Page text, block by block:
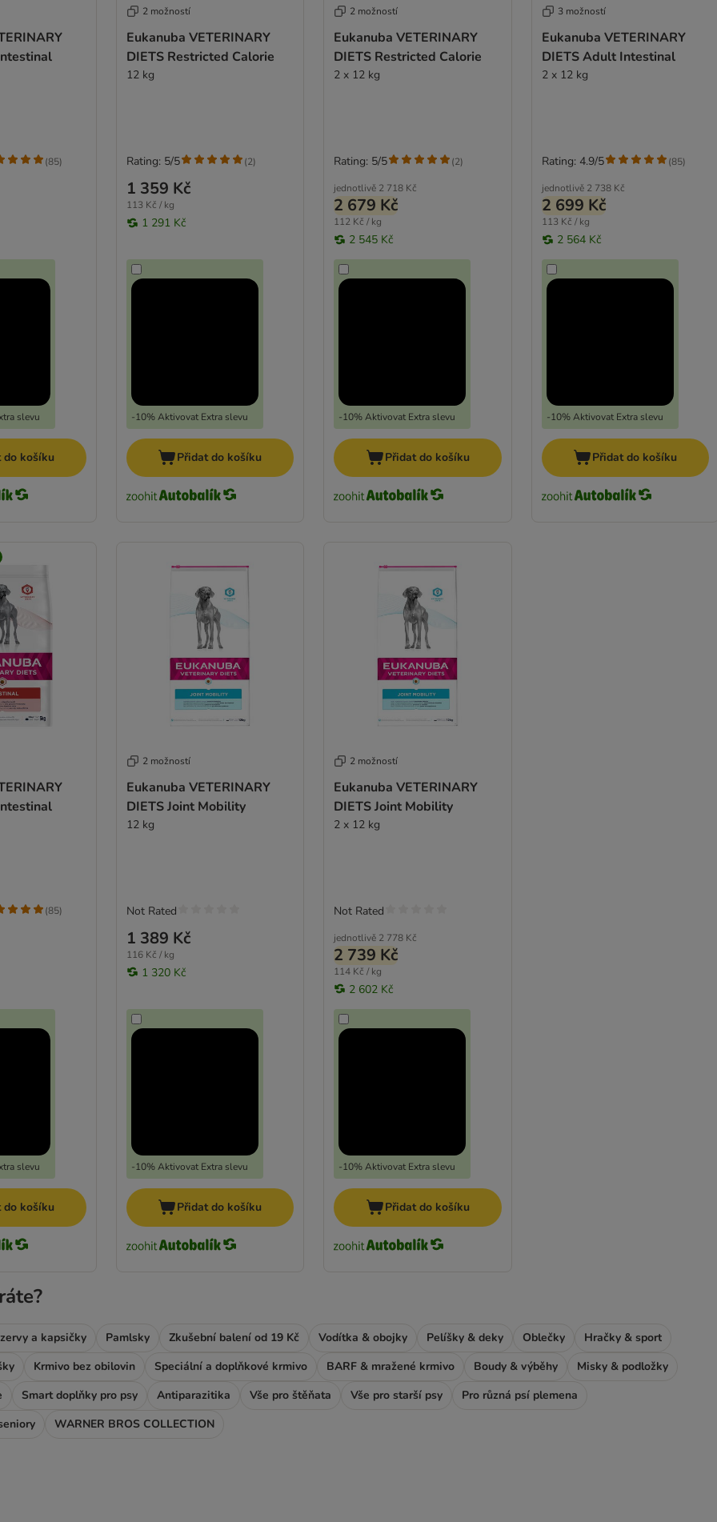
Intestinal
slevu
(85)
do košíku
2 možností
Eukanuba VETERINARY
DIETS Restricted Calorie
12 kg
1 359 Kč
113 Kč / kg
1 291 Kč
-10% Aktivovat Extra slevu
Rating: 5/5 (2)
Přidat do košíku
2 možností
Eukanuba VETERINARY
DIETS Restricted Calorie
2 x 12 kg
jednotlivě 2 718 Kč
2 679 Kč
112 Kč / kg
2 545 Kč
-10% Aktivovat Extra slevu
Rating: 5/5 (2)
Přidat do košíku
3 možností
Eukanuba VETERINARY
DIETS Adult Intestinal
2 x 12 kg
jednotlivě 2 738 Kč
2 699 Kč
113 Kč / kg
2 564 Kč
-10% Aktivovat Extra slevu
Rating: 4.9/5 (85)
Přidat do košíku
Intestinal
slevu
(85)
do košíku
2 možností
Eukanuba VETERINARY
DIETS Joint Mobility
12 kg
1 389 Kč
116 Kč / kg
1 320 Kč
-10% Aktivovat Extra slevu
Not Rated
Přidat do košíku
2 možností
Eukanuba VETERINARY
DIETS Joint Mobility
2 x 12 kg
jednotlivě 2 778 Kč
2 739 Kč
114 Kč / kg
2 602 Kč
-10% Aktivovat Extra slevu
Not Rated
Přidat do košíku
a kapsičky Pamlsky Zkušební balení od 19 Kč Vodítka & obojky Pelíšky & deky Oblečky
Hračky & sport
Krmivo bez obilovin Speciální a doplňkové krmivo BARF & mražené krmivo Boudy & výběhy
Misky & podložky
Smart doplňky pro psy Antiparazitika Vše pro štěňata Vše pro starší psy
Pro různá psí plemena
WARNER BROS COLLECTION